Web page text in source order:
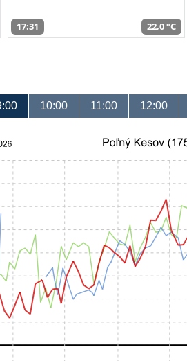
17:31 22,0 °C
10:00 11:00 12:00